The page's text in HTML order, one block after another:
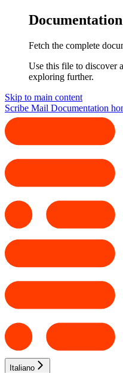
Fetch the complete
Use this file to discover
exploring further.
Skip to main content
Scribe Mail Documentation
Italiano